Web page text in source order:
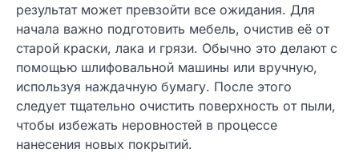
результат может превзойти все ожидания. Для
начала важно подготовить мебель, очистив её от
старой краски, лака и грязи. Обычно это делают с
помощью шлифовальной машины или вручную,
используя наждачную бумагу. После этого
следует тщательно очистить поверхность от пыли,
чтобы избежать неровностей в процессе
нанесения новых покрытий.